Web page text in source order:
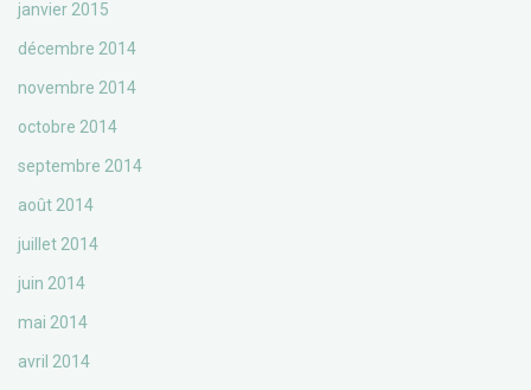
janvier 2015
décembre 2014
novembre 2014
octobre 2014
septembre 2014
août 2014
juillet 2014
juin 2014
mai 2014
avril 2014